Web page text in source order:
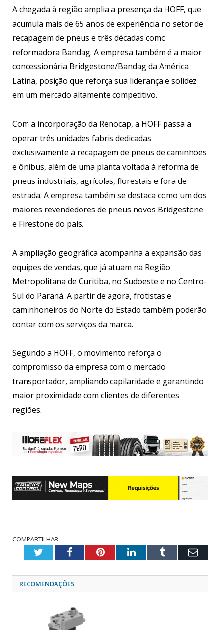
A chegada à região amplia a presença da HOFF, que
acumula mais de 65 anos de experiência no setor de
recapagem de pneus e três décadas como
reformadora Bandag. A empresa também é a maior
concessionária Bridgestone/Bandag da América
Latina, posição que reforça sua liderança e solidez
em um mercado altamente competitivo.
Com a incorporação da Renocap, a HOFF passa a
operar três unidades fabris dedicadas
exclusivamente à recapagem de pneus de caminhões
e ônibus, além de uma planta voltada à reforma de
pneus industriais, agrícolas, florestais e fora de
estrada. A empresa também se destaca como um dos
maiores revendedores de pneus novos Bridgestone
e Firestone do país.
A ampliação geográfica acompanha a expansão das
equipes de vendas, que já atuam na Região
Metropolitana de Curitiba, no Sudoeste e no Centro-
Sul do Paraná. A partir de agora, frotistas e
caminhoneiros do Norte do Estado também poderão
contar com os serviços da marca.
Segundo a HOFF, o movimento reforça o
compromisso da empresa com o mercado
transportador, ampliando capilaridade e garantindo
maior proximidade com clientes de diferentes
regiões.
COMPARTILHAR
TwitterFacebookPinterestLinkedInTumblr
RECOMENDAÇÕES